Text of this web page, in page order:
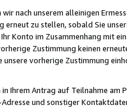
nach unserem alleinigen
zu stellen, sobald Sie
Konto im Zusammenhang mit
Zustimmung keinen
unsere vorherige Zustimmung
in Ihrem Antrag auf Teilnahme
und sonstiger